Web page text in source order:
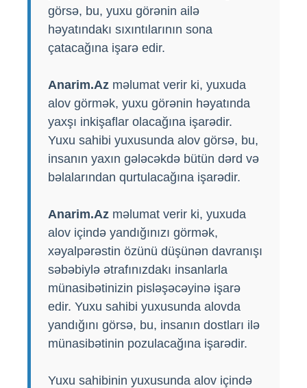
görsə, bu, yuxu görənin ailə
həyatındakı sıxıntılarının sona
çatacağına işarə edir.
Anarim.Az məlumat verir ki, yuxuda
alov görmək, yuxu görənin həyatında
yaxşı inkişaflar olacağına işarədir.
Yuxu sahibi yuxusunda alov görsə, bu,
insanın yaxın gələcəkdə bütün dərd və
bəlalarından qurtulacağına işarədir.
Anarim.Az məlumat verir ki, yuxuda
alov içində yandığınızı görmək,
xəyalpərəstin özünü düşünən davranışı
səbəbiylə ətrafınızdakı insanlarla
münasibətinizin pisləşəcəyinə işarə
edir. Yuxu sahibi yuxusunda alovda
yandığını görsə, bu, insanın dostları ilə
münasibətinin pozulacağına işarədir.
Yuxu sahibinin yuxusunda alov içində